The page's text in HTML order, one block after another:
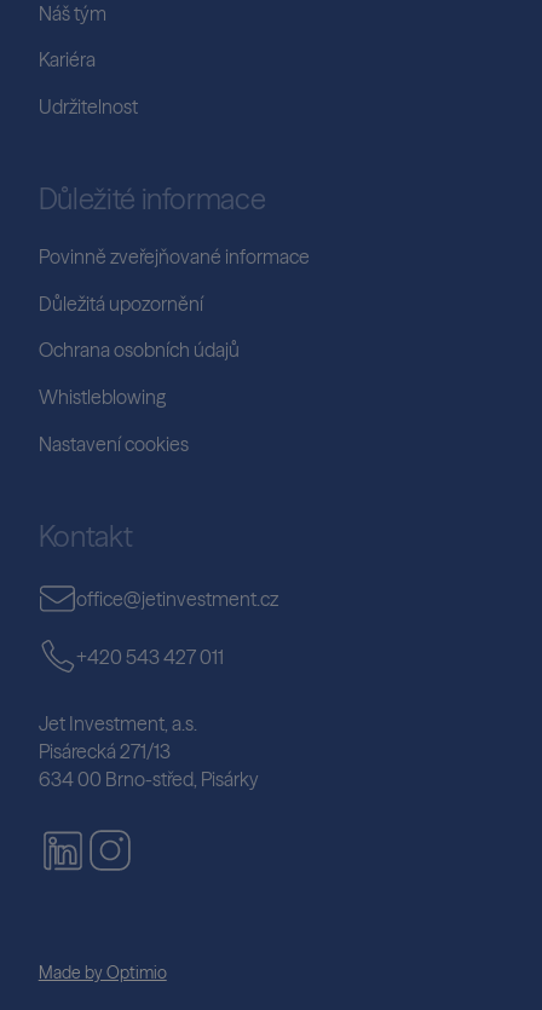
Náš tým
Kariéra
Udržitelnost
Důležité informace
Povinně zveřejňované informace
Důležitá upozornění
Ochrana osobních údajů
Whistleblowing
Nastavení cookies
Kontakt
office@jetinvestment.cz
+420 543 427 011
Jet Investment, a.s.
Pisárecká 271/13
634 00 Brno-střed, Pisárky
Made by Optimio